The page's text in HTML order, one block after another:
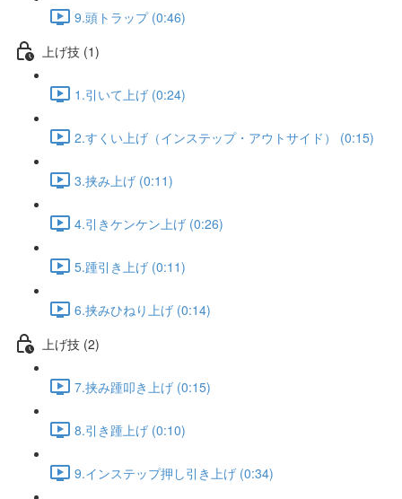
9.頭トラップ (0:46)
上げ技 (1)
1.引いて上げ (0:24)
2.すくい上げ（インステップ・アウトサイド） (0:15)
3.挟み上げ (0:11)
4.引きケンケン上げ (0:26)
5.踵引き上げ (0:11)
6.挟みひねり上げ (0:14)
上げ技 (2)
7.挟み踵叩き上げ (0:15)
8.引き踵上げ (0:10)
9.インステップ押し引き上げ (0:34)